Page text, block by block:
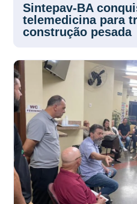
Sintepav-BA
telemedicina para
construção pesada